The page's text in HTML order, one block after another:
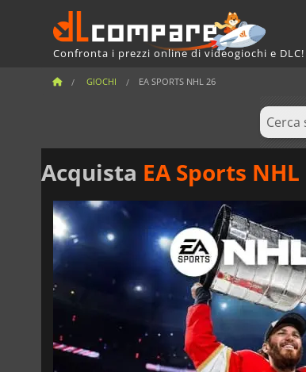
Confronta i prezzi online di videogiochi e DLC!
GIOCHI EA SPORTS NHL 26
Acquista EA Sports NHL